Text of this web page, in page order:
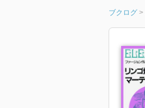
ブクログ >